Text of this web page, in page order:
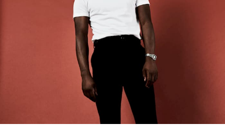
Bezoekersinfo
AB ❤ you
Zaalhuur